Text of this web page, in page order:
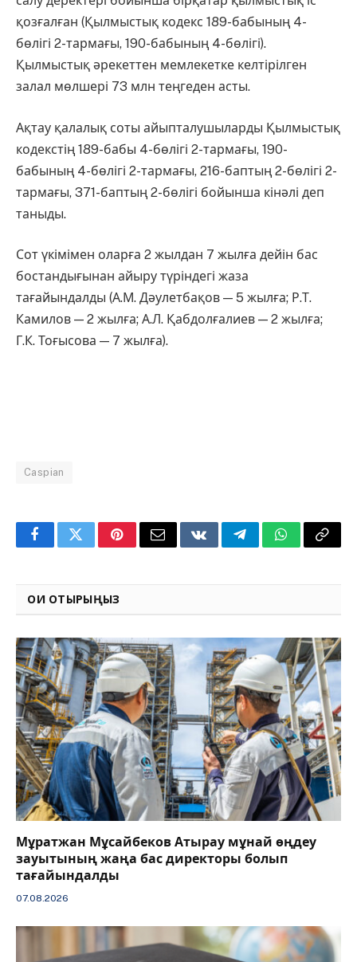
қозғалған (Қылмыстық кодекс 189-бабының 4-
бөлігі 2-тармағы, 190-бабының 4-бөлігі).
Қылмыстық әрекеттен мемлекетке келтірілген
залал мөлшері 73 млн теңгеден асты.
Ақтау қалалық соты айыпталушыларды Қылмыстық
кодекстің 189-бабы 4-бөлігі 2-тармағы, 190-
бабының 4-бөлігі 2-тармағы, 216-баптың 2-бөлігі 2-
тармағы, 371-баптың 2-бөлігі бойынша кінәлі деп
таныды.
Сот үкімімен оларға 2 жылдан 7 жылға дейін бас
бостандығынан айыру түріндегі жаза
тағайындалды (А.М. Дәулетбақов — 5 жылға; Р.Т.
Камилов — 2 жылға; А.Л. Қабдолғалиев — 2 жылға;
Г.К. Тоғысова — 7 жылға).
Caspian
FacebookTwitterPinterestEmail VKontakteTelegramWhatsApp
Copy
ОҚИ ОТЫРЫҢЫЗ
Мұратжан Мұсайбеков Атырау мұнай өңдеу
зауытының жаңа бас директоры болып
тағайындалды
07.08.2026